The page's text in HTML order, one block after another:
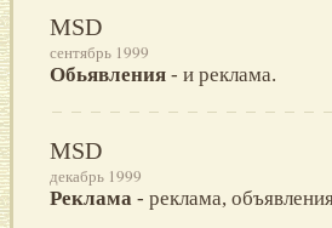
MSD
сентябрь 1999
Обьявления - и реклама.
MSD
декабрь 1999
Реклама - реклама,